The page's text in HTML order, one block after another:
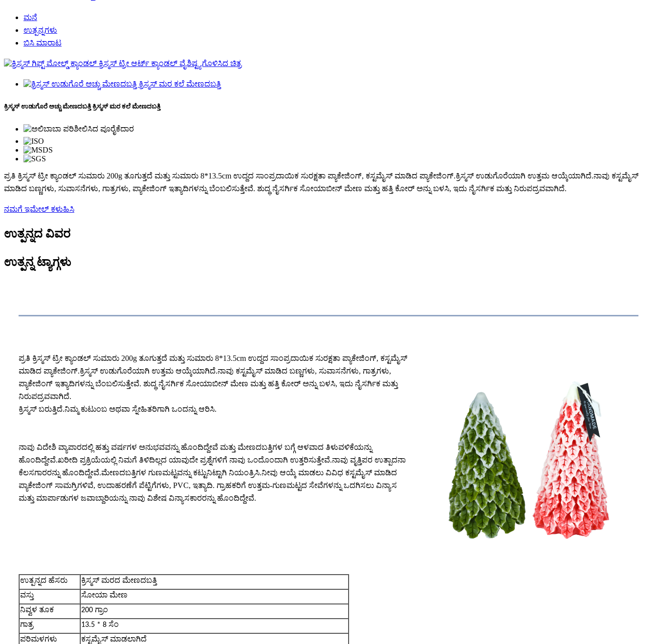
ಮನೆ
ಉತ್ಪನ್ನಗಳು
ಬಿಸಿ ಮಾರಾಟ
ಕ್ರಿಸ್ಮಸ್ ಉಡುಗೊರೆ ಅಚ್ಚು ಮೇಣದಬತ್ತಿ ಕ್ರಿಸ್ಮಸ್ ಮರ ಕಲೆ ಮೇಣದಬತ್ತಿ
ಪ್ರತಿ ಕ್ರಿಸ್ಮಸ್ ಟ್ರೀ ಕ್ಯಾಂಡಲ್ ಸುಮಾರು 200g ತೂಗುತ್ತದೆ ಮತ್ತು ಸುಮಾರು 8*13.5cm ಉದ್ದದ ಸಾಂಪ್ರದಾಯಿಕ ಸುರಕ್ಷತಾ ಪ್ಯಾಕೇಜಿಂಗ್, ಕಸ್ಟಮೈಸ್ ಮಾಡಿದ ಪ್ಯಾಕೇಜಿಂಗ್.ಕ್ರಿಸ್ಮಸ್ ಉಡುಗೊರೆಯಾಗಿ ಉತ್ತಮ ಆಯ್ಕೆಯಾಗಿದೆ.ನಾವು ಕಸ್ಟಮೈಸ್
ಮಾಡಿದ ಬಣ್ಣಗಳು, ಸುವಾಸನೆಗಳು, ಗಾತ್ರಗಳು, ಪ್ಯಾಕೇಜಿಂಗ್ ಇತ್ಯಾದಿಗಳನ್ನು ಬೆಂಬಲಿಸುತ್ತೇವೆ. ಶುದ್ಧ ನೈಸರ್ಗಿಕ ಸೋಯಾಬೀನ್ ಮೇಣ ಮತ್ತು ಹತ್ತಿ ಕೋರ್ ಅನ್ನು ಬಳಸಿ, ಇದು ನೈಸರ್ಗಿಕ ಮತ್ತು ನಿರುಪದ್ರವವಾಗಿದೆ.
ನಮಗೆ ಇಮೇಲ್ ಕಳುಹಿಸಿ
ಉತ್ಪನ್ನದ ವಿವರ
ಉತ್ಪನ್ನ ಟ್ಯಾಗ್ಗಳು
ಪ್ರತಿ ಕ್ರಿಸ್ಮಸ್ ಟ್ರೀ ಕ್ಯಾಂಡಲ್ ಸುಮಾರು 200g ತೂಗುತ್ತದೆ ಮತ್ತು ಸುಮಾರು 8*13.5cm ಉದ್ದದ ಸಾಂಪ್ರದಾಯಿಕ ಸುರಕ್ಷತಾ ಪ್ಯಾಕೇಜಿಂಗ್, ಕಸ್ಟಮೈಸ್
ಮಾಡಿದ ಪ್ಯಾಕೇಜಿಂಗ್.ಕ್ರಿಸ್ಮಸ್ ಉಡುಗೊರೆಯಾಗಿ ಉತ್ತಮ ಆಯ್ಕೆಯಾಗಿದೆ.ನಾವು ಕಸ್ಟಮೈಸ್ ಮಾಡಿದ ಬಣ್ಣಗಳು, ಸುವಾಸನೆಗಳು, ಗಾತ್ರಗಳು,
ಪ್ಯಾಕೇಜಿಂಗ್ ಇತ್ಯಾದಿಗಳನ್ನು ಬೆಂಬಲಿಸುತ್ತೇವೆ. ಶುದ್ಧ ನೈಸರ್ಗಿಕ ಸೋಯಾಬೀನ್ ಮೇಣ ಮತ್ತು ಹತ್ತಿ ಕೋರ್ ಅನ್ನು ಬಳಸಿ, ಇದು ನೈಸರ್ಗಿಕ ಮತ್ತು
ನಿರುಪದ್ರವವಾಗಿದೆ.
ಕ್ರಿಸ್ಮಸ್ ಬರುತ್ತಿದೆ.ನಿಮ್ಮ ಕುಟುಂಬ ಅಥವಾ ಸ್ನೇಹಿತರಿಗಾಗಿ ಒಂದನ್ನು ಆರಿಸಿ.
ನಾವು ವಿದೇಶಿ ವ್ಯಾಪಾರದಲ್ಲಿ ಹತ್ತು ವರ್ಷಗಳ ಅನುಭವವನ್ನು ಹೊಂದಿದ್ದೇವೆ ಮತ್ತು ಮೇಣದಬತ್ತಿಗಳ ಬಗ್ಗೆ ಆಳವಾದ ತಿಳುವಳಿಕೆಯನ್ನು
ಹೊಂದಿದ್ದೇವೆ.ಖರೀದಿ ಪ್ರಕ್ರಿಯೆಯಲ್ಲಿ ನಿಮಗೆ ತಿಳಿದಿಲ್ಲದ ಯಾವುದೇ ಪ್ರಶ್ನೆಗಳಿಗೆ ನಾವು ಒಂದೊಂದಾಗಿ ಉತ್ತರಿಸುತ್ತೇವೆ.ನಾವು ವೃತ್ತಿಪರ ಉತ್ಪಾದನಾ
ಕೆಲಸಗಾರರನ್ನು ಹೊಂದಿದ್ದೇವೆ.ಮೇಣದಬತ್ತಿಗಳ ಗುಣಮಟ್ಟವನ್ನು ಕಟ್ಟುನಿಟ್ಟಾಗಿ ನಿಯಂತ್ರಿಸಿ.ನೀವು ಆಯ್ಕೆ ಮಾಡಲು ವಿವಿಧ ಕಸ್ಟಮೈಸ್ ಮಾಡಿದ
ಪ್ಯಾಕೇಜಿಂಗ್ ಸಾಮಗ್ರಿಗಳಿವೆ, ಉದಾಹರಣೆಗೆ ಪೆಟ್ಟಿಗೆಗಳು, PVC, ಇತ್ಯಾದಿ. ಗ್ರಾಹಕರಿಗೆ ಉತ್ತಮ-ಗುಣಮಟ್ಟದ ಸೇವೆಗಳನ್ನು ಒದಗಿಸಲು ವಿನ್ಯಾಸ
ಮತ್ತು ಮಾರ್ಪಾಡುಗಳ ಜವಾಬ್ದಾರಿಯನ್ನು ನಾವು ವಿಶೇಷ ವಿನ್ಯಾಸಕಾರರನ್ನು ಹೊಂದಿದ್ದೇವೆ.
ಉತ್ಪನ್ನದ ಹೆಸರು ಕ್ರಿಸ್ಮಸ್ ಮರದ ಮೇಣದಬತ್ತಿ
ವಸ್ತು ಸೋಯಾ ಮೇಣ
ನಿವ್ವಳ ತೂಕ 200 ಗ್ರಾಂ
ಗಾತ್ರ 13.5 * 8 ಸೆಂ
ಪರಿಮಳಗಳು ಕಸ್ಟಮೈಸ್ ಮಾಡಲಾಗಿದೆ